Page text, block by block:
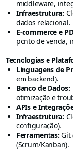
middleware,
Infraestrutura:
dados relacional.
E-commerce e
ponto de venda,
Tecnologias e
Linguagens de
em backend).
Banco de Dados:
otimização e
APIs e
Infraestrutura:
configuração).
Ferramentas: Git
(Scrum/Kanban).